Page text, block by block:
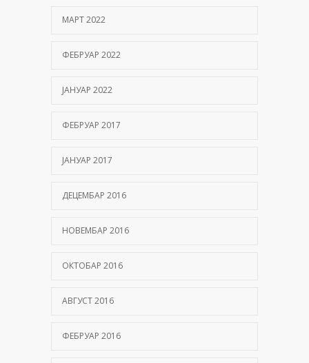
МАРТ 2022
ФЕБРУАР 2022
ЈАНУАР 2022
ФЕБРУАР 2017
ЈАНУАР 2017
ДЕЦЕМБАР 2016
НОВЕМБАР 2016
ОКТОБАР 2016
АВГУСТ 2016
ФЕБРУАР 2016